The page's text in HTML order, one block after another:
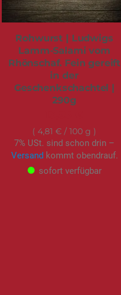
Rohwurst | Ludwigs
Lamm-Salami vom
Rhönschaf. Fein gereift
in der
Geschenkschachtel |
290g
4,81 € / 100 g
7% USt. sind schon drin –
Versandkommt obendrauf.
sofort verfügbar